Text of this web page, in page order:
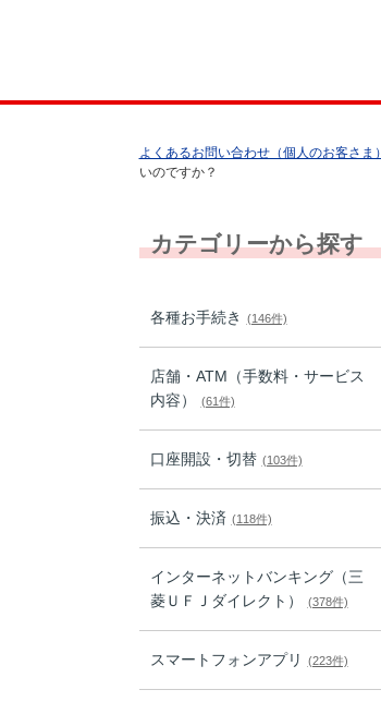
よくあるお問い合わせ（個人のお客さま）
いのですか？
カテゴリーから探す
各種お手続き (146件)
店舗・ATM（手数料・サービス
内容）
(61件)
口座開設・切替 (103件)
振込・決済 (118件)
インターネットバンキング（三
菱ＵＦＪダイレクト）
(378件)
スマートフォンアプリ (223件)